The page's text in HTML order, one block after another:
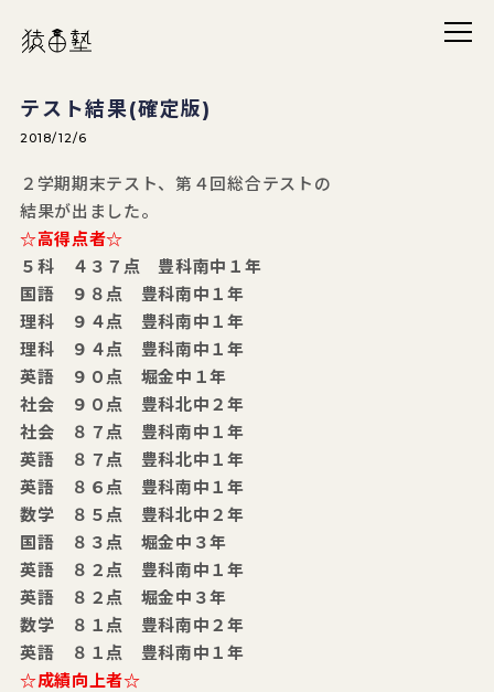
メニ
猿田塾
テスト結果(確定版)
2018/12/6
２学期期末テスト、第４回総合テストの
結果が出ました。
☆高得点者☆
５科 ４３７点 豊科南中１年
国語 ９８点 豊科南中１年
理科 ９４点 豊科南中１年
理科 ９４点 豊科南中１年
英語 ９０点 堀金中１年
社会 ９０点 豊科北中２年
社会 ８７点 豊科南中１年
英語 ８７点 豊科北中１年
英語 ８６点 豊科南中１年
数学 ８５点 豊科北中２年
国語 ８３点 堀金中３年
英語 ８２点 豊科南中１年
英語 ８２点 堀金中３年
数学 ８１点 豊科南中２年
英語 ８１点 豊科南中１年
☆成績向上者☆